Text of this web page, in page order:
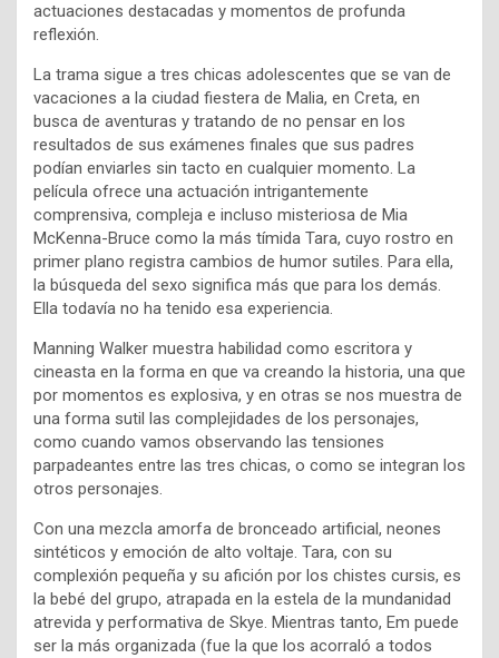
actuaciones destacadas y momentos de profunda
reflexión.
La trama sigue a tres chicas adolescentes que se van de
vacaciones a la ciudad fiestera de Malia, en Creta, en
busca de aventuras y tratando de no pensar en los
resultados de sus exámenes finales que sus padres
podían enviarles sin tacto en cualquier momento. La
película ofrece una actuación intrigantemente
comprensiva, compleja e incluso misteriosa de Mia
McKenna-Bruce como la más tímida Tara, cuyo rostro en
primer plano registra cambios de humor sutiles. Para ella,
la búsqueda del sexo significa más que para los demás.
Ella todavía no ha tenido esa experiencia.
Manning Walker muestra habilidad como escritora y
cineasta en la forma en que va creando la historia, una que
por momentos es explosiva, y en otras se nos muestra de
una forma sutil las complejidades de los personajes,
como cuando vamos observando las tensiones
parpadeantes entre las tres chicas, o como se integran los
otros personajes.
Con una mezcla amorfa de bronceado artificial, neones
sintéticos y emoción de alto voltaje. Tara, con su
complexión pequeña y su afición por los chistes cursis, es
la bebé del grupo, atrapada en la estela de la mundanidad
atrevida y performativa de Skye. Mientras tanto, Em puede
ser la más organizada (fue la que los acorraló a todos